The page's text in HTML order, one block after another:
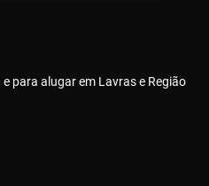
para alugar em Lavras e Região